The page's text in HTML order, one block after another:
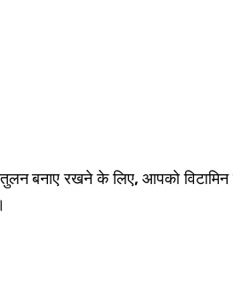
बनाए रखने के लिए, आपको